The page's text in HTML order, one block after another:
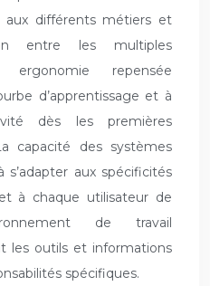
aux différents métiers et
entre les multiples
ergonomie repensée
d’apprentissage et à
dès les premières
capacité des systèmes
aux spécificités
à chaque utilisateur de
de travail
les outils et informations
spécifiques.